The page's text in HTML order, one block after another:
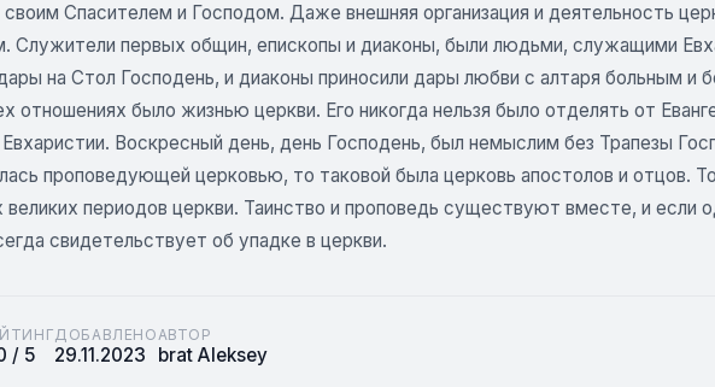
своим Спасителем и Господом. Даже внешняя организация и деятельность
Служители первых общин, епископы и диаконы, были людьми, служащими
дары на Стол Господень, и диаконы приносили дары любви с алтаря больным и
отношениях было жизнью церкви. Его никогда нельзя было отделять от
Воскресный день, день Господень, был немыслим без Трапезы
проповедующей церковью, то таковой была церковь апостолов и отцов.
великих периодов церкви. Таинство и проповедь существуют вместе, и если
свидетельствует об упадке в церкви.
/ 5
ДОБАВЛЕНО
29.11.2023
АВТОР
brat Aleksey